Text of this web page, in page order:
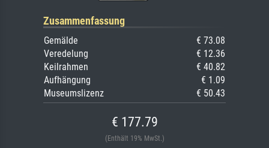
Zusammenfassung
Gemälde
€ 73.08
Veredelung
€ 12.36
Keilrahmen
€ 40.82
Aufhängung
€ 1.09
Museumslizenz
€ 50.43
€ 177.79
(Enthält 19% MwSt.)